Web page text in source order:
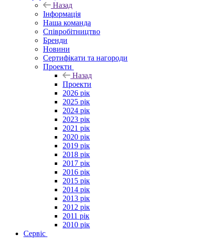
Назад
Інформація
Наша команда
Співробітництво
Бренди
Новини
Сертифікати та нагороди
Проекти
Назад
Проекти
2026 рік
2025 рік
2024 рік
2023 рік
2021 рік
2020 рік
2019 рік
2018 рік
2017 рік
2016 рік
2015 рік
2014 рік
2013 рік
2012 рік
2011 рік
2010 рік
Сервіс